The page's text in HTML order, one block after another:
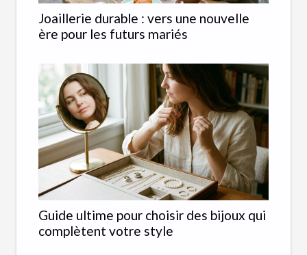
Joaillerie durable : vers une nouvelle
ère pour les futurs mariés
Guide ultime pour choisir des bijoux qui
complètent votre style